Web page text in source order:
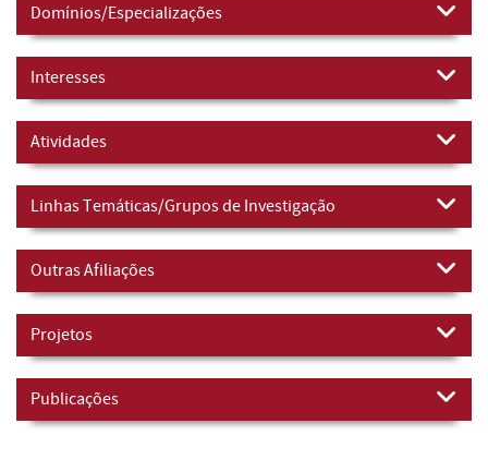
Domínios/Especializações
Interesses
Atividades
Linhas Temáticas/Grupos de Investigação
Outras Afiliações
Projetos
Publicações